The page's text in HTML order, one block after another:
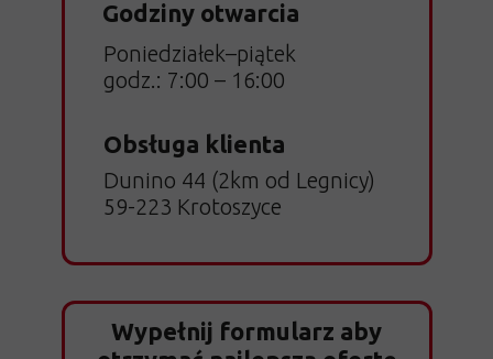
Wypełnij formularz aby
Obsługa klienta
Dunino 44 (2km od Legnicy)
59-223 Krotoszyce
Godziny otwarcia
Poniedziałek–piątek
godz.: 7:00 – 16:00